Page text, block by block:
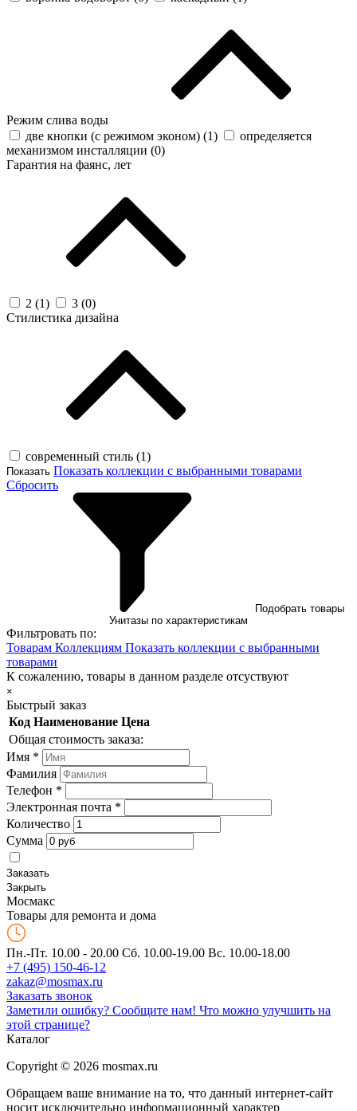
Режим слива воды
две кнопки (с режимом эконом) (1)
определяется
механизмом инсталляции (0)
Гарантия на фаянс, лет
2 (1) 3 (0)
Стилистика дизайна
современный стиль (1)
Показать Показать коллекции с выбранными товарами
Сбросить
Унитазы по характеристикам
Фильтровать по:
Товарам Коллекциям Показать коллекции с выбранными
товарами
К сожалению, товары в данном разделе отсуствуют
×
Быстрый заказ
Код Наименование Цена
Общая стоимость заказа:
Имя *
Фамилия
Телефон *
Электронная почта *
Количество
Сумма
Заказать
Закрыть
Мосмакс
Товары для ремонта и дома
Пн.-Пт. 10.00 - 20.00 Сб. 10.00-19.00 Вс. 10.00-18.00
+7 (495) 150-46-12
zakaz@mosmax.ru
Заказать звонок
Заметили ошибку? Сообщите нам! Что можно улучшить на
этой странице?
Каталог
Copyright © 2026 mosmax.ru
Обращаем ваше внимание на то, что данный интернет-сайт
носит исключительно информационный характер